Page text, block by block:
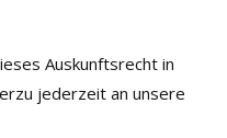
Auskunftsrecht in
jederzeit an unsere